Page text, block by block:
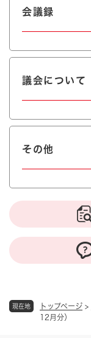
現在地 トップページ >
12月分）
会議録
議会について
その他